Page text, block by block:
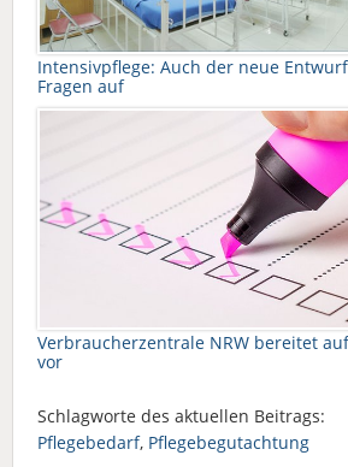
Intensivpflege: Auch der neue
Fragen auf
Verbraucherzentrale NRW bereitet
vor
Schlagworte des aktuellen Beitrags:
Pflegebedarf, Pflegebegutachtung